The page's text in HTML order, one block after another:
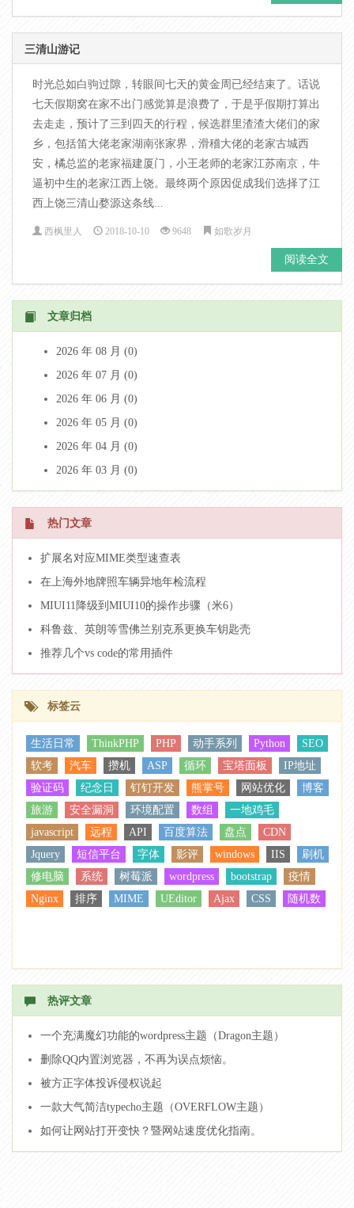
三清山游记
时光总如白驹过隙，转眼间七天的黄金周已经结束了。话说
七天假期窝在家不出门感觉算是浪费了，于是乎假期打算出
去走走，预计了三到四天的行程，候选群里渣渣大佬们的家
乡，包括笛大佬老家湖南张家界，滑稽大佬的老家古城西
安，橘总监的老家福建厦门，小王老师的老家江苏南京，牛
逼初中生的老家江西上饶。最终两个原因促成我们选择了江
西上饶三清山婺源这条线...
西枫里人 2018-10-10 9648 如歌岁月
阅读全文
文章归档
2026 年 08 月 (0)
2026 年 07 月 (0)
2026 年 06 月 (0)
2026 年 05 月 (0)
2026 年 04 月 (0)
2026 年 03 月 (0)
热门文章
扩展名对应MIME类型速查表
在上海外地牌照车辆异地年检流程
MIUI11降级到MIUI10的操作步骤（米6）
科鲁兹、英朗等雪佛兰别克系更换车钥匙壳
推荐几个vs code的常用插件
标签云
生活日常 ThinkPHP PHP 动手系列 Python
SEO
软考
汽车 攒机 ASP 循环 宝塔面板
IP地址
验证码
纪念日 钉钉开发 熊掌号 网站优化
博客
旅游
安全漏洞 环境配置 数组
一地鸡毛
javascript
远程 API 百度算法 盘点
CDN
Jquery
短信平台 字体 影评 windows IIS
刷机
修电脑
系统 树莓派 wordpress bootstrap
疫情
Nginx
排序 MIME UEditor Ajax CSS 随机数
热评文章
一个充满魔幻功能的wordpress主题（Dragon主题）
删除QQ内置浏览器，不再为误点烦恼。
被方正字体投诉侵权说起
一款大气简洁typecho主题（OVERFLOW主题）
如何让网站打开变快？暨网站速度优化指南。